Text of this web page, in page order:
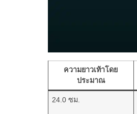
ความยาวเท้าโดย
ประมาณ
24.0 ซม.